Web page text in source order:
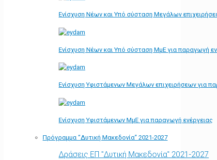
Ενίσχυση Νέων και Υπό σύσταση Μεγάλων
Ενίσχυση Νέων και Υπό σύσταση ΜμΕ για παραγωγή
Ενίσχυση Υφιστάμενων Μεγάλων επιχειρήσεων για
Ενίσχυση Υφιστάμενων ΜμΕ για παραγωγή ενέργειας
Πρόγραμμα “Δυτική Μακεδονία” 2021-2027
Δράσεις ΕΠ "Δυτική Μακεδονία" 2021-2027